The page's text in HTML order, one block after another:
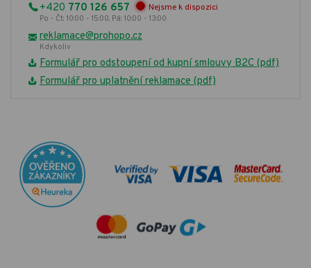
+420 770 126 657 Nejsme k dispozici
Po - Čt: 10:00 - 15:00, Pá: 10:00 - 13:00
reklamace@prohopo.cz
Kdykoliv
Formulář pro odstoupení od kupní smlouvy B2C (pdf)
Formulář pro uplatnění reklamace (pdf)